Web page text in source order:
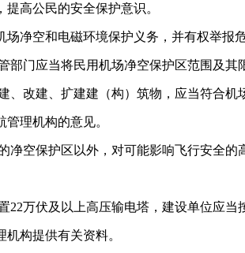
高公民的安全保护意识。
净空和电磁环境保护义务，并有权举报
部门应当将民用机场净空保护区范围及其
、改建、扩建建（构）筑物，应当符合
理机构的意见。
净空保护区以外，对可能影响飞行安全
22万伏及以上高压输电塔，建设单位应
构提供有关资料。